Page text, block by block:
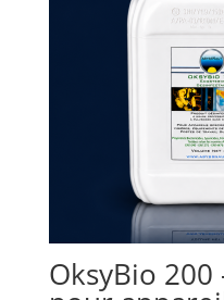
OksyBio